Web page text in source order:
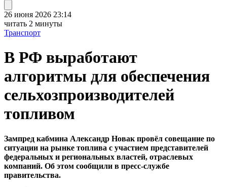
26 июня 2026 23:14
читать 2 минуты
Транспорт
В РФ выработают
алгоритмы для обеспечения
сельхозпроизводителей
топливом
Зампред кабмина Александр Новак провёл совещание по
ситуации на рынке топлива с участием представителей
федеральных и региональных властей, отраслевых
компаний. Об этом сообщили в пресс-службе
правительства.